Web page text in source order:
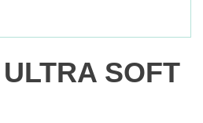
SOFT